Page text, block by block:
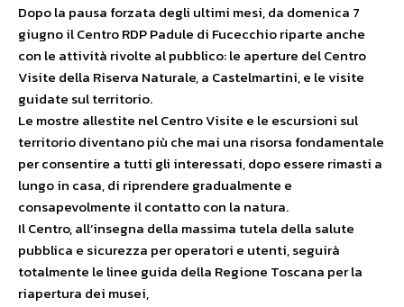
Dopo la pausa forzata degli ultimi mesi, da domenica 7
giugno il Centro RDP Padule di Fucecchio riparte anche
con le attività rivolte al pubblico: le aperture del Centro
Visite della Riserva Naturale, a Castelmartini, e le visite
guidate sul territorio.
Le mostre allestite nel Centro Visite e le escursioni sul
territorio diventano più che mai una risorsa fondamentale
per consentire a tutti gli interessati, dopo essere rimasti a
lungo in casa, di riprendere gradualmente e
consapevolmente il contatto con la natura.
Il Centro, all’insegna della massima tutela della salute
pubblica e sicurezza per operatori e utenti, seguirà
totalmente le linee guida della Regione Toscana per la
riapertura dei musei,